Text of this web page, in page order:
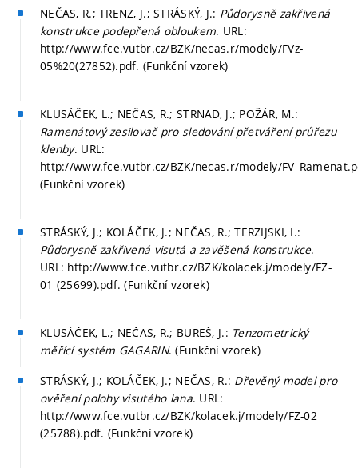
NEČAS, R.; TRENZ, J.; STRÁSKÝ, J.: Půdorysně zakřivená
konstrukce podepřená obloukem. URL:
http://www.fce.vutbr.cz/BZK/necas.r/modely/FVz-
05%20(27852).pdf. (Funkční vzorek)
KLUSÁČEK, L.; NEČAS, R.; STRNAD, J.; POŽÁR, M.:
Ramenátový zesilovač pro sledování přetváření průřezu
klenby. URL:
http://www.fce.vutbr.cz/BZK/necas.r/modely/
(Funkční vzorek)
STRÁSKÝ, J.; KOLÁČEK, J.; NEČAS, R.; TERZIJSKI, I.:
Půdorysně zakřivená visutá a zavěšená konstrukce.
URL: http://www.fce.vutbr.cz/BZK/kolacek.j/modely/FZ-
01 (25699).pdf. (Funkční vzorek)
KLUSÁČEK, L.; NEČAS, R.; BUREŠ, J.: Tenzometrický
měřící systém GAGARIN. (Funkční vzorek)
STRÁSKÝ, J.; KOLÁČEK, J.; NEČAS, R.: Dřevěný model pro
ověření polohy visutého lana. URL:
http://www.fce.vutbr.cz/BZK/kolacek.j/modely/FZ-02
(25788).pdf. (Funkční vzorek)